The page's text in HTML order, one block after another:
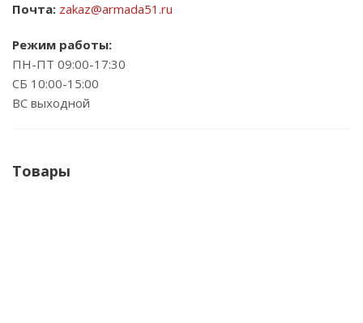
Почта: zakaz@armada51.ru
Режим работы:
ПН-ПТ 09:00-17:30
СБ 10:00-15:00
ВС выходной
Товары